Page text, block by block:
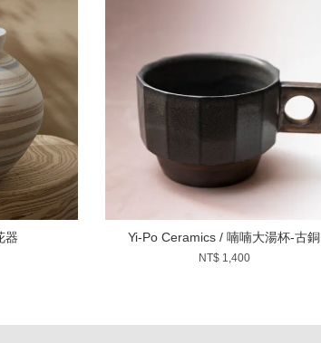
器 Yi-Po Ceramics / 喃喃大湯杯-古銅
NT$ 1,400